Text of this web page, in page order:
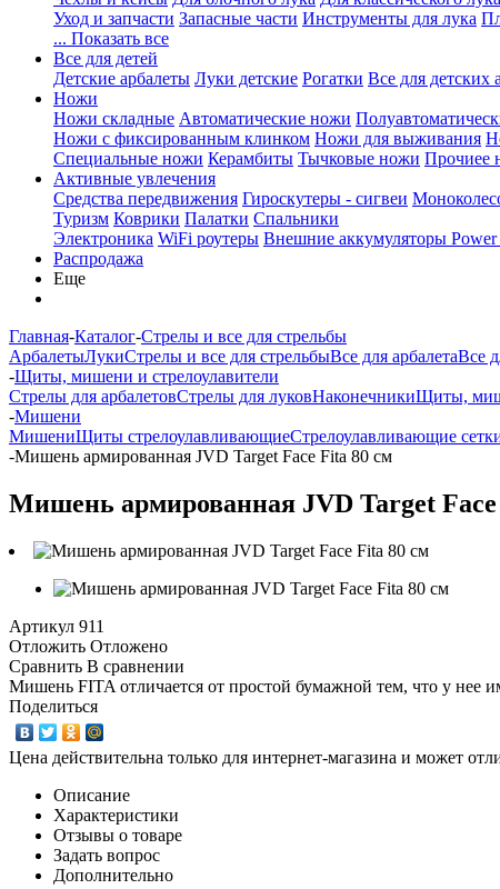
Уход и запчасти Запасные части Инструменты для лука
... Показать все
Все для детей
Детские арбалеты Луки детские Рогатки Все для детских
Ножи
Ножи складные Автоматические ножи
Ножи с фиксированным клинком Ножи для выживания
Специальные ножи Керамбиты Тычковые ножи Прочиее
Активные увлечения
Средства передвижения Гироскутеры - сигвеи
Туризм Коврики Палатки Спальники
Электроника WiFi роутеры Внешние аккумуляторы Power
Распродажа
Еще
Главная-Каталог-Стрелы и все для стрельбы
АрбалетыЛукиСтрелы и все для стрельбыВсе для арбалетаВсе
-Щиты, мишени и стрелоулавители
Стрелы для арбалетовСтрелы для луковНаконечникиЩиты,
-Мишени
МишениЩиты стрелоулавливающиеСтрелоулавливающие
-Мишень армированная JVD Target Face Fita 80 см
Мишень армированная JVD Target
Артикул 911
Отложить Отложено
Сравнить В сравнении
Мишень FITA отличается от простой бумажной тем, что у нее
Поделиться
Цена действительна только для интернет-магазина и может
Описание
Характеристики
Отзывы о товаре
Задать вопрос
Дополнительно